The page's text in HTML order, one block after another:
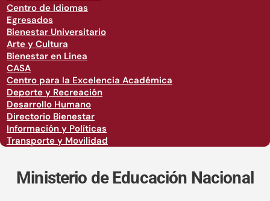
Centro de Idiomas
Egresados
Bienestar Universitario
Arte y Cultura
Bienestar en Linea
CASA
Centro para la Excelencia Académica
Deporte y Recreación
Desarrollo Humano
Directorio Bienestar
Información y Políticas
Transporte y Movilidad
Ministerio de Educación Nacional